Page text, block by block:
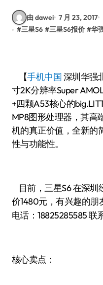
由 dawei 7 月 23, 2017
#三星S6 #三星S6报价 #华
【手机中国深圳华强
寸2K分辨率Super
+四颗A53核心的
MP8图形处理器，其高
机的真正价值，全新的
性与功能性。
目前，三星S6 在深圳
价1480元，有兴趣的朋
电话：18825285585联
核心卖点：